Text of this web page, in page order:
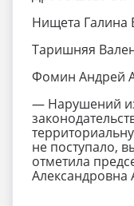
Нищета Галина
Таришняя
Фомин Андрей
— Нарушений
не поступало,
отметила
Александровна